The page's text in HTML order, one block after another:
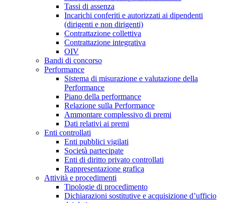
Tassi di assenza
Incarichi conferiti e autorizzati ai dipendenti
(dirigenti e non dirigenti)
Contrattazione collettiva
Contrattazione integrativa
OIV
Bandi di concorso
Performance
Sistema di misurazione e valutazione della
Performance
Piano della performance
Relazione sulla Performance
Ammontare complessivo di premi
Dati relativi ai premi
Enti controllati
Enti pubblici vigilati
Società partecipate
Enti di diritto privato controllati
Rappresentazione grafica
Attività e procedimenti
Tipologie di procedimento
Dichiarazioni sostitutive e acquisizione d’ufficio